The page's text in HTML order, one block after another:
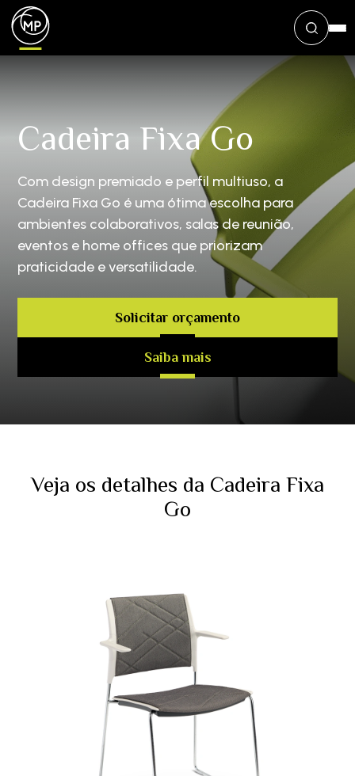
Cadeira Fixa Go
Com design premiado e perfil multiuso, a
Cadeira Fixa Go é uma ótima escolha para
ambientes colaborativos, salas de reunião,
eventos e home offices que priorizam
praticidade e versatilidade.
Solicitar orçamento
Saiba mais
Veja os detalhes da Cadeira Fixa
Go